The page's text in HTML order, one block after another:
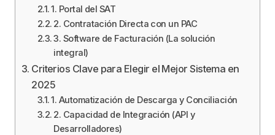
1. Portal del SAT
2. Contratación Directa con un PAC
3. Software de Facturación (La solución
integral)
Criterios Clave para Elegir el Mejor Sistema en
2025
1. Automatización de Descarga y Conciliación
2. Capacidad de Integración (API y
Desarrolladores)